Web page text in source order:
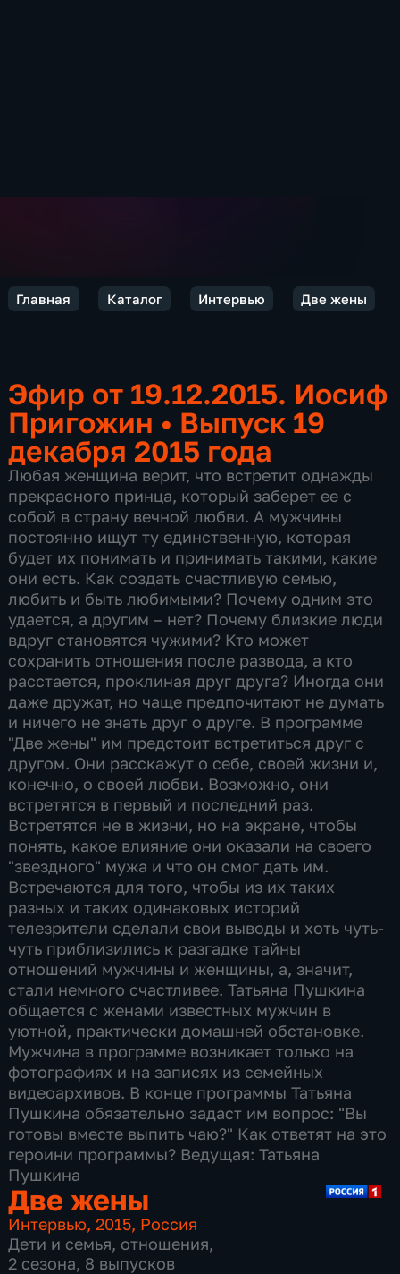
Главная Каталог Интервью Две жены
Эфир от 19.12.2015. Иосиф
Пригожин • Выпуск 19
декабря 2015 года
Любая женщина верит, что встретит однажды
прекрасного принца, который заберет ее с
собой в страну вечной любви. А мужчины
постоянно ищут ту единственную, которая
будет их понимать и принимать такими, какие
они есть. Как создать счастливую семью,
любить и быть любимыми? Почему одним это
удается, а другим – нет? Почему близкие люди
вдруг становятся чужими? Кто может
сохранить отношения после развода, а кто
расстается, проклиная друг друга? Иногда они
даже дружат, но чаще предпочитают не думать
и ничего не знать друг о друге. В программе
"Две жены" им предстоит встретиться друг с
другом. Они расскажут о себе, своей жизни и,
конечно, о своей любви. Возможно, они
встретятся в первый и последний раз.
Встретятся не в жизни, но на экране, чтобы
понять, какое влияние они оказали на своего
"звездного" мужа и что он смог дать им.
Встречаются для того, чтобы из их таких
разных и таких одинаковых историй
телезрители сделали свои выводы и хоть чуть-
чуть приблизились к разгадке тайны
отношений мужчины и женщины, а, значит,
стали немного счастливее. Татьяна Пушкина
общается с женами известных мужчин в
уютной, практически домашней обстановке.
Мужчина в программе возникает только на
фотографиях и на записях из семейных
видеоархивов. В конце программы Татьяна
Пушкина обязательно задаст им вопрос: "Вы
готовы вместе выпить чаю?" Как ответят на это
героини программы? Ведущая: Татьяна
Пушкина
Две жены
Интервью,2015, Россия
Дети и семья, отношения,
2 сезона, 8 выпусков